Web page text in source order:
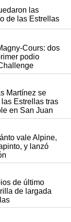
las
de las Estrellas
Cours: dos
podio
Martínez se
Estrellas tras
en San Juan
vale Alpine,
y lanzó
de último
de largada